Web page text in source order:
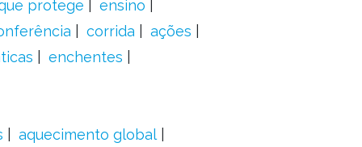
protege
ensino
corrida
ações
enchentes
aquecimento global